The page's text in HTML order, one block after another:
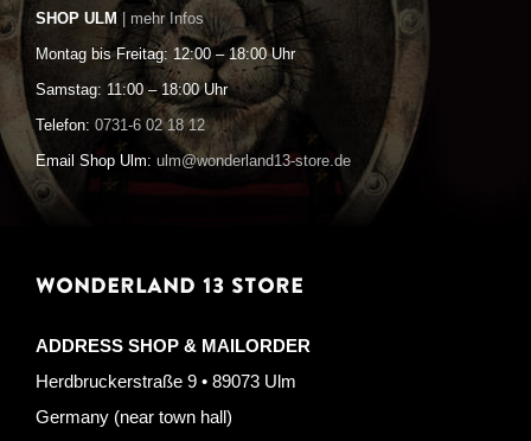
SHOP ULM | mehr Infos
Montag bis Freitag: 12:00 – 18:00 Uhr
Samstag: 11:00 – 18:00 Uhr
Telefon: 0731-6 02 18 12
Email Shop Ulm: ulm@wonderland13-store.de
WONDERLAND 13 STORE
ADDRESS SHOP & MAILORDER
Herdbruckerstraße 9 • 89073 Ulm
Germany (near town hall)